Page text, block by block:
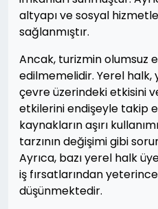
altyapı ve sosyal
sağlanmıştır.
Ancak, turizmin olumsuz
edilmemelidir. Yerel halk,
çevre üzerindeki etkisini
etkilerini endişeyle takip
kaynakların aşırı
tarzının değişimi gibi
Ayrıca, bazı yerel halk
iş fırsatlarından
düşünmektedir.